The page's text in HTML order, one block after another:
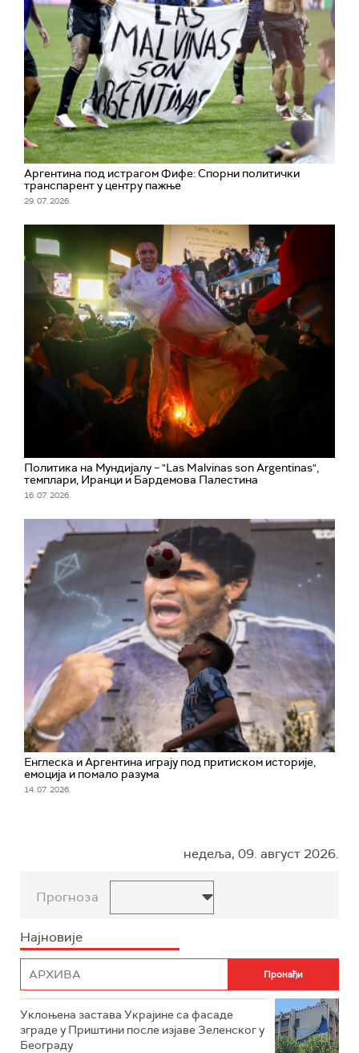
Аргентина под истрагом Фифе: Спорни политички
транспарент у центру пажње
29. 07. 2026.
Политика на Мундијалу – "Las Malvinas son Argentinas",
темплари, Иранци и Бардемова Палестина
16. 07. 2026.
Енглеска и Аргентина играју под притиском историје,
емоција и помало разума
14. 07. 2026.
недеља, 09. август 2026.
Прогноза
Најновије
Уклоњена застава Украјине са фасаде
зграде у Приштини после изјаве Зеленског у
Београду